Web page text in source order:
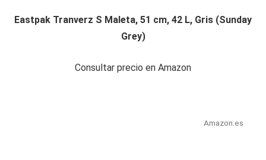
Eastpak Tranverz S Maleta, 51 cm, 42 L, Gris (Sunday
Grey)
Consultar precio en Amazon
Amazon.es